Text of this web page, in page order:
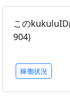
このkukuluID
904)
稼働状況